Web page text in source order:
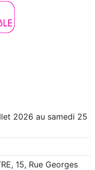
2026 au samedi 25
15, Rue Georges